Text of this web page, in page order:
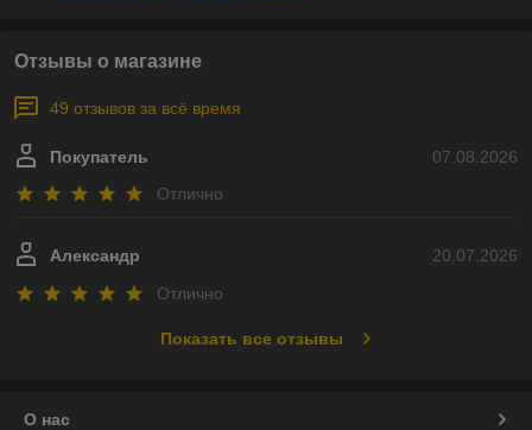
Отзывы о магазине
49 отзывов за всё время
07.08.2026
Покупатель
Отлично
20.07.2026
Александр
Отлично
Показать все отзывы
О нас